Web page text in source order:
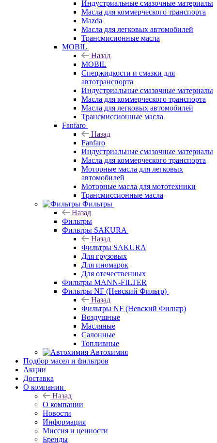
Индустриальные смазочные материалы
Масла для коммерческого транспорта
Mazda
Масла для легковых автомобилей
Трансмисионные масла
MOBIL
Назад
MOBIL
Cпецжидкости и смазки для
автотранспорта
Индустриальные смазочные материалы
Масла для коммерческого транспорта
Масла для легковых автомобилей
Трансмиссионные масла
Fanfaro
Назад
Fanfaro
Индустриальные смазочные материалы
Масла для коммерческого транспорта
Моторные масла для легковых
автомобилей
Моторные масла для мототехники
Трансмиссионные масла
Фильтры
Назад
Фильтры
Фильтры SAKURA
Назад
Фильтры SAKURA
Для грузовых
Для иномарок
Для отечественных
Фильтры MANN-FILTER
Фильтры NF (Невский Фильтр)
Назад
Фильтры NF (Невский Фильтр)
Воздушные
Масляные
Салонные
Топливные
Автохимия
Подбор масел и фильтров
Акции
Доставка
О компании
Назад
О компании
Новости
Информация
Миссия и ценности
Бренды